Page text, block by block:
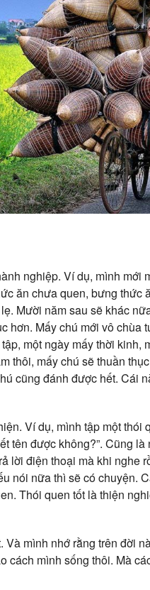
nghiệp. Ví dụ, mình mới
ăn chưa quen, bưng thức
Mười năm sau sẽ khác
hơn. Mấy chú mới vô chùa
một ngày mấy thời kinh,
thôi, mấy chú sẽ thuần
cũng đánh được hết. Cái
Ví dụ, mình tập một thói
tên được không?”. Cũng
lời điện thoại mà khi nghe
nói nữa thì sẽ có chuyện.
Thói quen tốt là thiện
mình nhớ rằng trên đời
cách mình sống thôi. Mà